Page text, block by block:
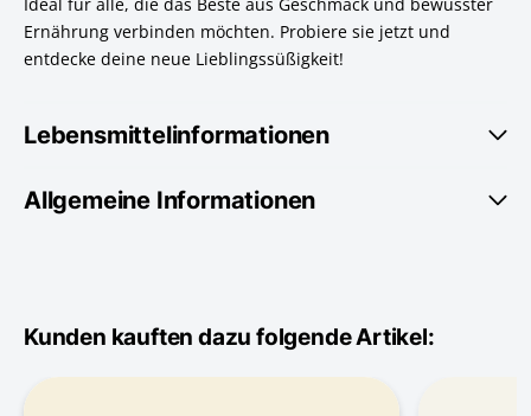
Ernährung verbinden möchten. Probiere sie jetzt und
entdecke deine neue Lieblingssüßigkeit!
Lebensmittelinformationen
Allgemeine Informationen
Kunden kauften dazu folgende Artikel: